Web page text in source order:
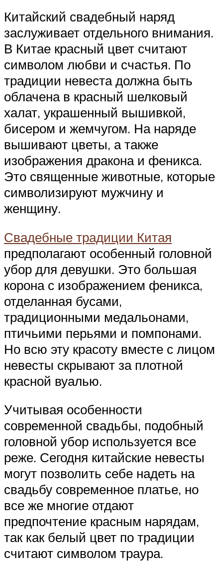
Китайский свадебный наряд
заслуживает отдельного внимания.
В Китае красный цвет считают
символом любви и счастья. По
традиции невеста должна быть
облачена в красный шелковый
халат, украшенный вышивкой,
бисером и жемчугом. На наряде
вышивают цветы, а также
изображения дракона и феникса.
Это священные животные, которые
символизируют мужчину и
женщину.
Свадебные традиции Китая
предполагают особенный головной
убор для девушки. Это большая
корона с изображением феникса,
отделанная бусами,
традиционными медальонами,
птичьими перьями и помпонами.
Но всю эту красоту вместе с лицом
невесты скрывают за плотной
красной вуалью.
Учитывая особенности
современной свадьбы, подобный
головной убор используется все
реже. Сегодня китайские невесты
могут позволить себе надеть на
свадьбу современное платье, но
все же многие отдают
предпочтение красным нарядам,
так как белый цвет по традиции
считают символом траура.